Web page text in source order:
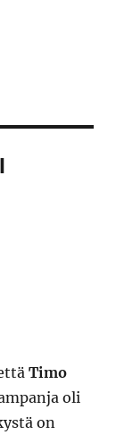
Timo
oli
on